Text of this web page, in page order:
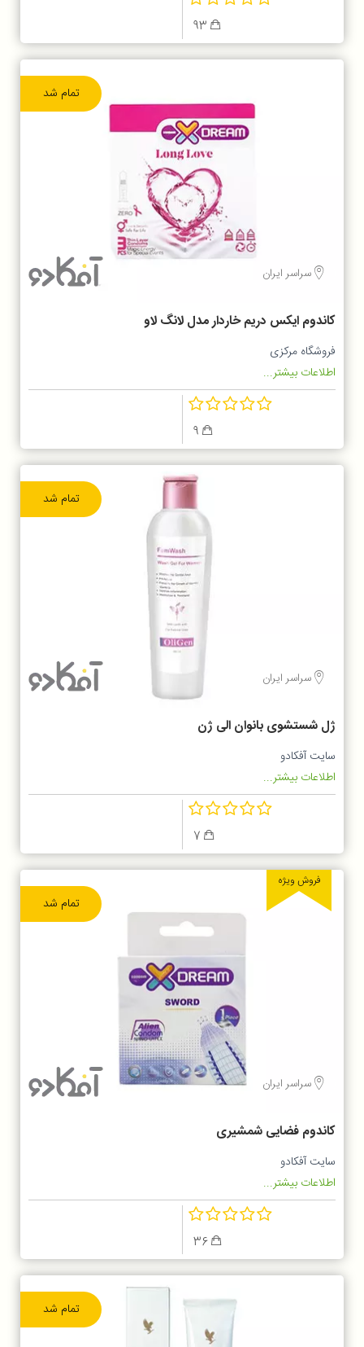
93
تمام شد
سراسر ایران
کاندوم ایکس دریم خاردار مدل لانگ لاو
فروشگاه مرکزی
اطلاعات بیشتر...
9
تمام شد
سراسر ایران
ژل شستشوی بانوان الی ژن
سایت آفکادو
اطلاعات بیشتر...
7
تمام شد
فروش ویژه
سراسر ایران
کاندوم فضایی شمشیری
سایت آفکادو
اطلاعات بیشتر...
36
تمام شد